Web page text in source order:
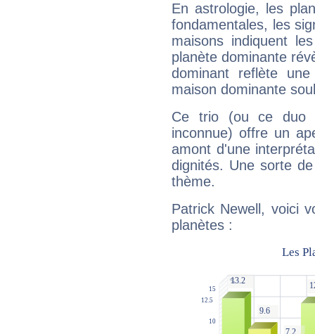
En astrologie, les
fondamentales, les
maisons indiquent
planète dominante
dominant reflète
maison dominante
Ce trio (ou ce duo
inconnue) offre un
amont d'une
dignités. Une sorte
thème.
Patrick Newell, voici
planètes :